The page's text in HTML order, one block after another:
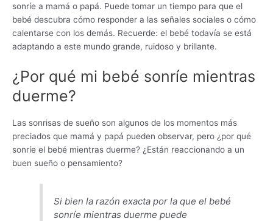
sonríe a mamá o papá. Puede tomar un tiempo para que el
bebé descubra cómo responder a las señales sociales o cómo
calentarse con los demás. Recuerde: el bebé todavía se está
adaptando a este mundo grande, ruidoso y brillante.
¿Por qué mi bebé sonríe mientras
duerme?
Las sonrisas de sueño son algunos de los momentos más
preciados que mamá y papá pueden observar, pero ¿por qué
sonríe el bebé mientras duerme? ¿Están reaccionando a un
buen sueño o pensamiento?
Si bien la razón exacta por la que el bebé
sonríe mientras duerme puede